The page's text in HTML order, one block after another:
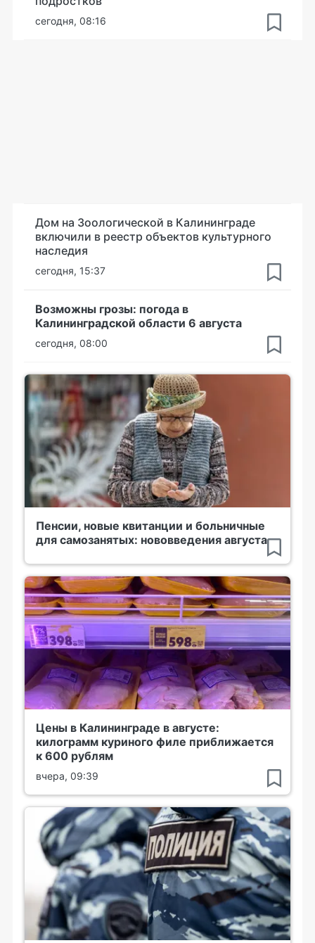
сегодня, 08:16
Дом на Зоологической в Калининграде
включили в реестр объектов культурного
наследия
сегодня, 15:37
Возможны грозы: погода в
Калининградской области 6 августа
сегодня, 08:00
Пенсии, новые квитанции и больничные
для самозанятых: нововведения августа
Цены в Калининграде в августе:
килограмм куриного филе приближается
к 600 рублям
вчера, 09:39